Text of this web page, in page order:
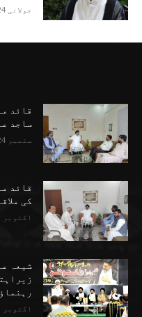
جولائی 24, 2026
قائد
ساجد
ستمبر 24, 2025
قائد
کی
اکتوبر 8, 2025
شیعہ
اکتوبر 20, 2025